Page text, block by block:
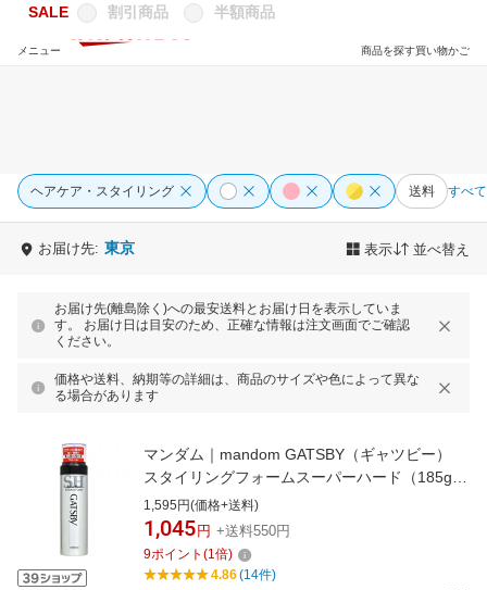
買い物かご
商品を探す
メニュー
SALE 割引商品 半額商品
ヘアケア・スタイリング 送料 すべ
お届け先: 東京 表示 並べ替え
お届け先(離島除く)への最安送料とお届け日を表示していま
す。 お届け日は目安のため、正確な情報は注文画面でご確認
ください。
価格や送料、納期等の詳細は、商品のサイズや色によって異な
る場合があります
マンダム｜mandom GATSBY（ギャツビー）
スタイリングフォームスーパーハード（185g）
〔スタイリング剤〕[GBSH]【rb_pcp】
1,595円(価格+送料)
1,045 円 +送料550円
9ポイント (1倍)
4.86(14件)